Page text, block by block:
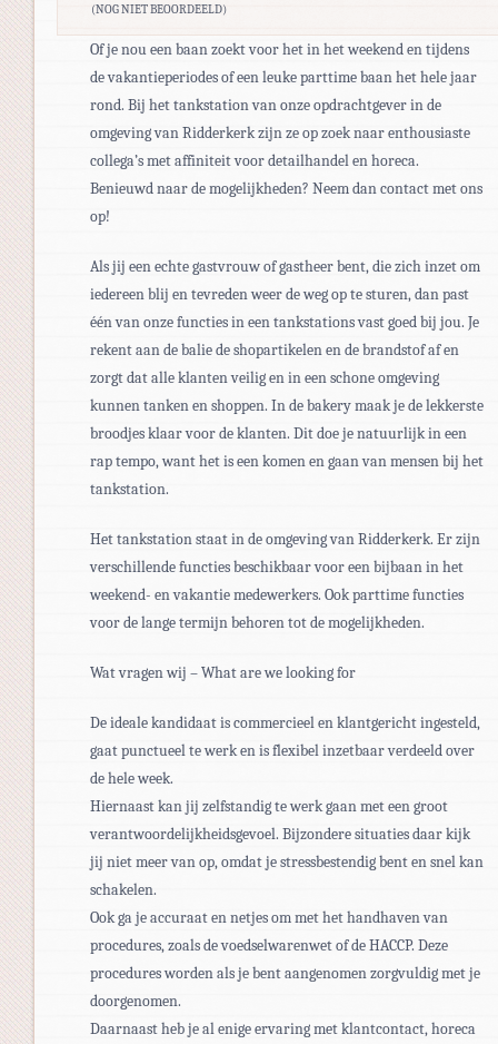
(NOG NIET BEOORDEELD)
Of je nou een baan zoekt voor het in het weekend en tijdens
de vakantieperiodes of een leuke parttime baan het hele jaar
rond. Bij het tankstation van onze opdrachtgever in de
omgeving van Ridderkerk zijn ze op zoek naar enthousiaste
collega’s met affiniteit voor detailhandel en horeca.
Benieuwd naar de mogelijkheden? Neem dan contact met ons
op!
Als jij een echte gastvrouw of gastheer bent, die zich inzet om
iedereen blij en tevreden weer de weg op te sturen, dan past
één van onze functies in een tankstations vast goed bij jou. Je
rekent aan de balie de shopartikelen en de brandstof af en
zorgt dat alle klanten veilig en in een schone omgeving
kunnen tanken en shoppen. In de bakery maak je de lekkerste
broodjes klaar voor de klanten. Dit doe je natuurlijk in een
rap tempo, want het is een komen en gaan van mensen bij het
tankstation.
Het tankstation staat in de omgeving van Ridderkerk. Er zijn
verschillende functies beschikbaar voor een bijbaan in het
weekend- en vakantie medewerkers. Ook parttime functies
voor de lange termijn behoren tot de mogelijkheden.
Wat vragen wij – What are we looking for
De ideale kandidaat is commercieel en klantgericht ingesteld,
gaat punctueel te werk en is flexibel inzetbaar verdeeld over
de hele week.
Hiernaast kan jij zelfstandig te werk gaan met een groot
verantwoordelijkheidsgevoel. Bijzondere situaties daar kijk
jij niet meer van op, omdat je stressbestendig bent en snel kan
schakelen.
Ook ga je accuraat en netjes om met het handhaven van
procedures, zoals de voedselwarenwet of de HACCP. Deze
procedures worden als je bent aangenomen zorgvuldig met je
doorgenomen.
Daarnaast heb je al enige ervaring met klantcontact, horeca